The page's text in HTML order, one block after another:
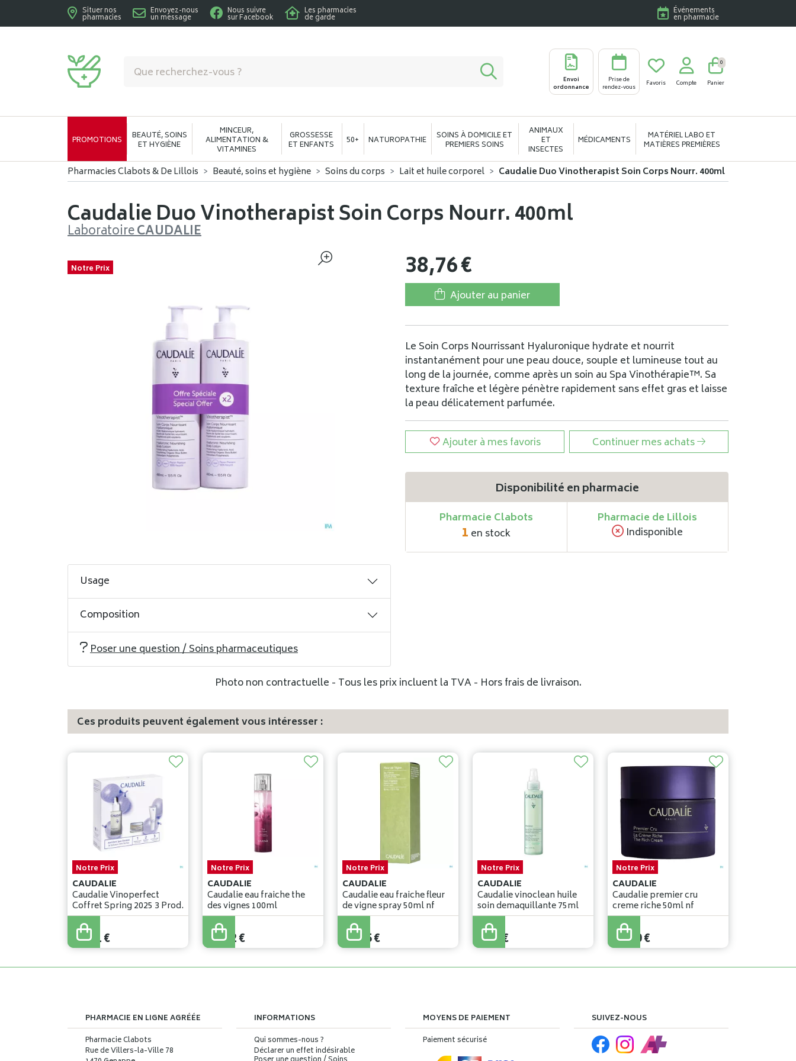
Situer nos
pharmacies
Envoyez-nous
un message
Nous suivre
sur Facebook
Les pharmacies
de garde
Événements
en pharmacie
Envoi
ordonnance
Prise de
rendez-vous
Favoris Compte Panier
0
PROMOTIONS BEAUTÉ, SOINS
ET HYGIÈNE
MINCEUR,
ALIMENTATION &
VITAMINES
GROSSESSE
ET ENFANTS 50+ NATUROPATHIE SOINS À DOMICILE ET
PREMIERS SOINS
ANIMAUX
ET
INSECTES
MÉDICAMENTS MATÉRIEL LABO ET
MATIÈRES PREMIÈRES
Pharmacies Clabots & De Lillois Beauté, soins et hygiène Soins du corps Lait et huile corporel Caudalie Duo Vinotherapist Soin Corps Nourr. 400ml
Caudalie Duo Vinotherapist Soin Corps Nourr. 400ml
LaboratoireCAUDALIE
Notre Prix 38,76€
Ajouter au panier
Le Soin Corps Nourrissant Hyaluronique hydrate et nourrit
instantanément pour une peau douce, souple et lumineuse tout au
long de la journée, comme après un soin au Spa Vinothérapie™. Sa
texture fraîche et légère pénètre rapidement sans effet gras et laisse
la peau délicatement parfumée.
Ajouter à mes favoris Continuer mes achats
Disponibilité en pharmacie
Pharmacie Clabots
1 en stock
Pharmacie de Lillois
Indisponible
Usage
Composition
Poser une question / Soins pharmaceutiques
Photo non contractuelle - Tous les prix incluent la TVA - Hors frais de livraison.
Ces produits peuvent également vous intéresser :
Notre Prix
CAUDALIE
Caudalie Vinoperfect
Coffret Spring 2025 3 Prod.
42,41€
Notre Prix
CAUDALIE
Caudalie eau fraiche the
des vignes 100ml
28,32€
Notre Prix
CAUDALIE
Caudalie eau fraiche fleur
de vigne spray 50ml nf
24,65€
Notre Prix
CAUDALIE
Caudalie vinoclean huile
soin demaquillante 75ml
9,86 €
Notre Prix
CAUDALIE
Caudalie premier cru
creme riche 50ml nf
79,30€
PHARMACIE EN LIGNE AGRÉÉE
Pharmacie Clabots
Rue de Villers-la-Ville 78
INFORMATIONS
Qui sommes-nous ?
Déclarer un effet indésirable
MOYENS DE PAIEMENT
Paiement sécurisé
SUIVEZ-NOUS